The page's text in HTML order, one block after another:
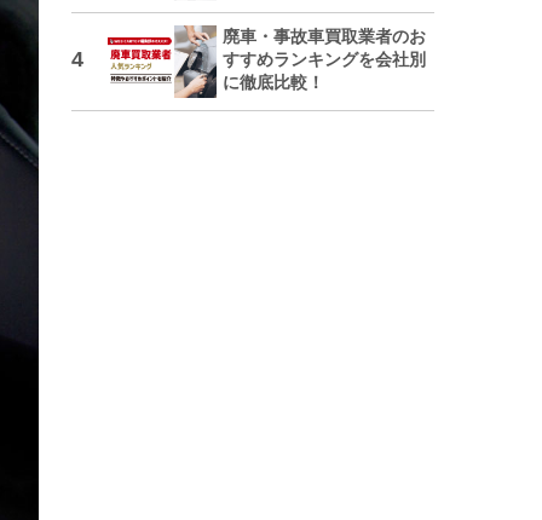
廃車・事故車買取業者のお
すすめランキングを会社別
に徹底比較！